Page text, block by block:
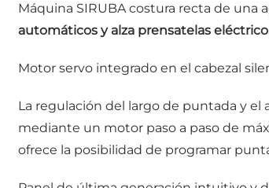
Máquina SIRUBA costura recta de una
automáticos y alza prensatelas
Motor servo integrado en el cabezal
La regulación del largo de puntada y el
mediante un motor paso a paso de
ofrece la posibilidad de programar